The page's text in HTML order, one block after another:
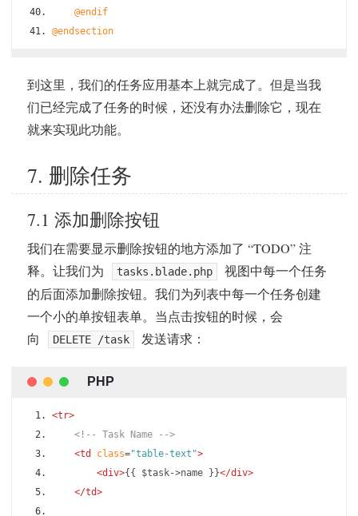
@endif
@endsection
到这里，我们的任务应用基本上就完成了。但是当我
们已经完成了任务的时候，还没有办法删除它，现在
就来实现此功能。
7. 删除任务
7.1 添加删除按钮
我们在需要显示删除按钮的地方添加了 “TODO” 注
释。让我们为
tasks.blade.php
视图中每一个任务
的后面添加删除按钮。我们为列表中每一个任务创建
一个小的单按钮表单。当点击按钮的时候，会
向
DELETE /task 发送请求：
<tr>
<!-- Task Name -->
<td
class="table-text">
<div>{{ $task->name }}</div>
</td>